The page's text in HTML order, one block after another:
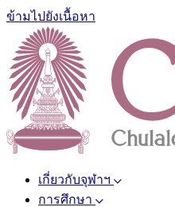
ข้ามไปยังเนื้อหา
เกี่ยวกับจุฬาฯ
การศึกษา